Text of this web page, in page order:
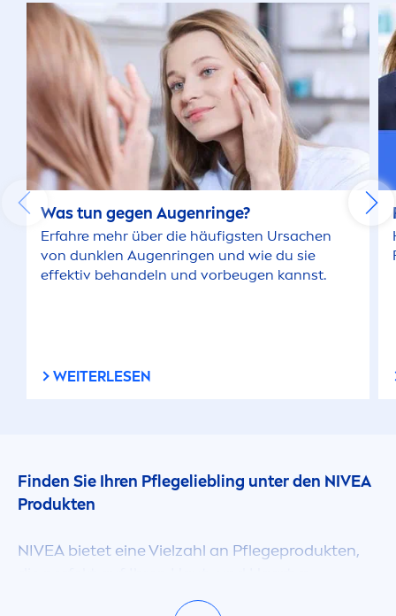
Was tun gegen Augenringe?
Erfahre mehr über die häufigsten Ursachen
von dunklen Augenringen und wie du sie
effektiv behandeln und vorbeugen kannst.
WEITERLESEN
Finden Sie Ihren Pflegeliebling unter den NIVEA
Produkten
NIVEA bietet eine Vielzahl an Pflegeprodukten,
abgestimmt sind. Lassen Sie sich von